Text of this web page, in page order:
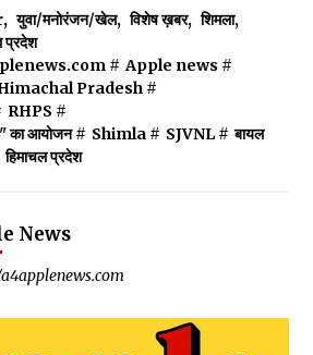
, युवा/मनोरंजन/खेल, विशेष ख़बर, शिमला,
प्रदेश
# Apple news #
Pradesh#
RHPS #
का आयोजन# Shimla# SJVNL# बायल
हिमाचल प्रदेश
News